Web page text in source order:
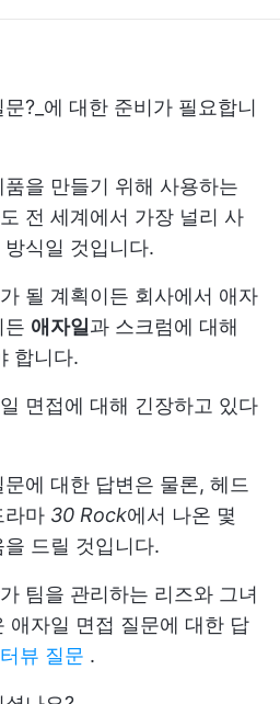
문?_에 대한 준비가 필요합니
을 만들기 위해 사용하는
전 세계에서 가장 널리 사
식일 것입니다.
될 계획이든 회사에서 애자
든 애자일 과 스크럼에 대해
합니다.
면접에 대해 긴장하고 있다
에 대한 답변은 물론, 헤드
라마 30 Rock에서 나온 몇
드릴 것입니다.
팀을 관리하는 리즈와 그녀
애자일 면접 질문에 대한 답
뷰 질문 .